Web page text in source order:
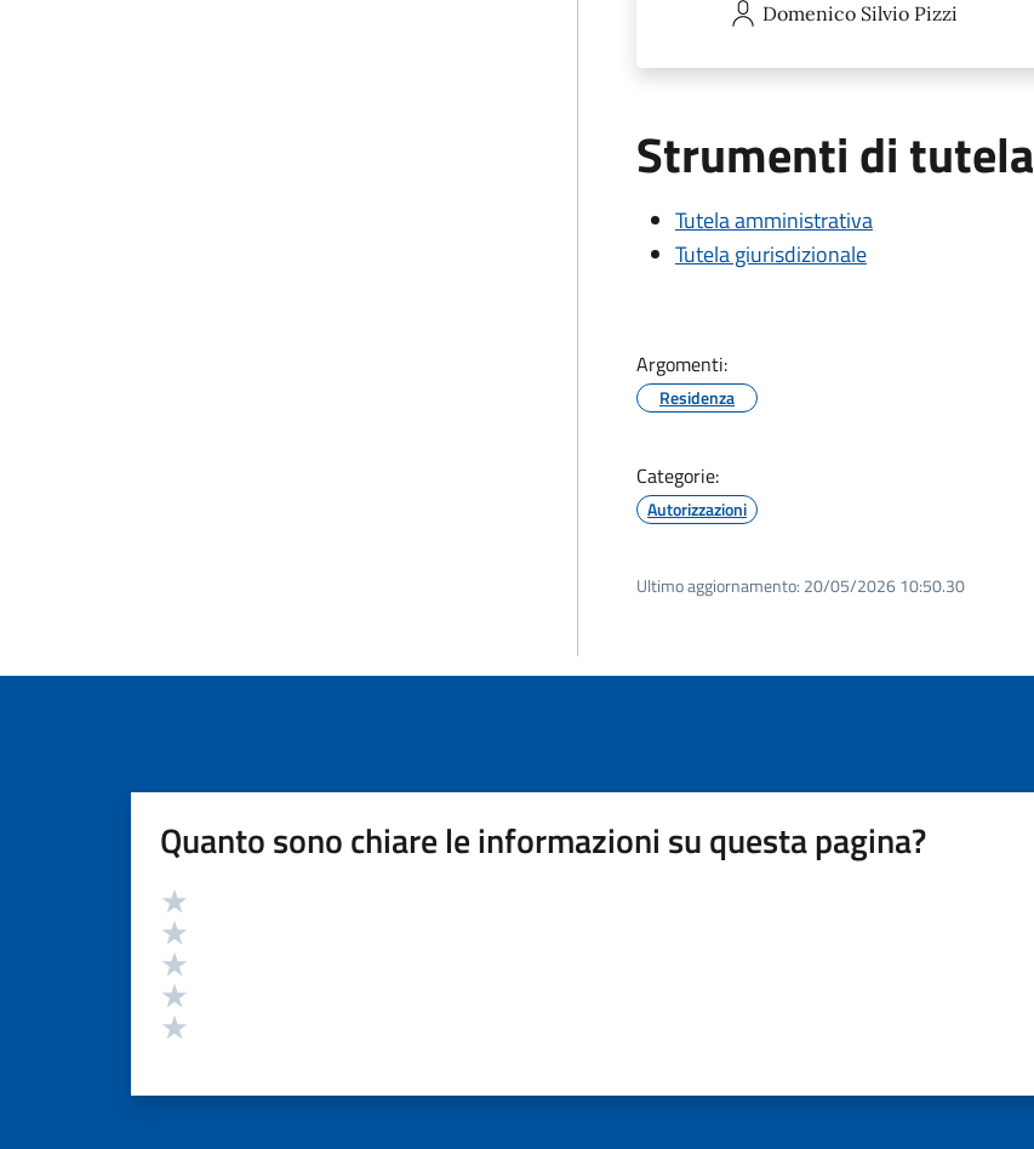
Domenico Silvio Pizzi
Strumenti di tutela
Tutela amministrativa
Tutela giurisdizionale
Argomenti:
Residenza
Categorie:
Autorizzazioni
Ultimo aggiornamento: 20/05/2026 10:50.30
Quanto sono chiare le informazioni su questa pagina?
Valutazione